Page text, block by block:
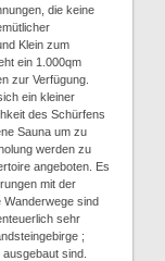
die keine
Klein zum
ein 1.000qm
zur Verfügung.
ein kleiner
des Schürfens
Sauna um zu
werden zu
angeboten. Es
mit der
Wanderwege sind
sehr
;
sind.